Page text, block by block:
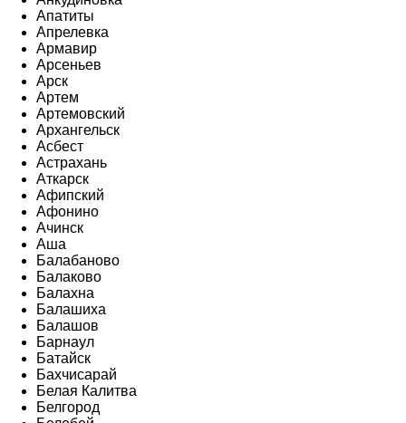
Апатиты
Апрелевка
Армавир
Арсеньев
Арск
Артем
Артемовский
Архангельск
Асбест
Астрахань
Аткарск
Афипский
Афонино
Ачинск
Аша
Балабаново
Балаково
Балахна
Балашиха
Балашов
Барнаул
Батайск
Бахчисарай
Белая Калитва
Белгород